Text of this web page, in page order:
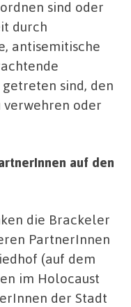
sind oder
durch
an­tisemitische
sind, den
oder
auf den
die Brackeler
PartnerInnen
(auf dem
im Holocaust
der Stadt